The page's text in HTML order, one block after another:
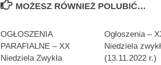
MOŻESZ RÓWNIEŻ POLUBIĆ…
OGŁOSZENIA
PARAFIALNE – XX
Niedziela Zwykła
Ogłoszenia –
Niedziela
(13.11.2022 r.)